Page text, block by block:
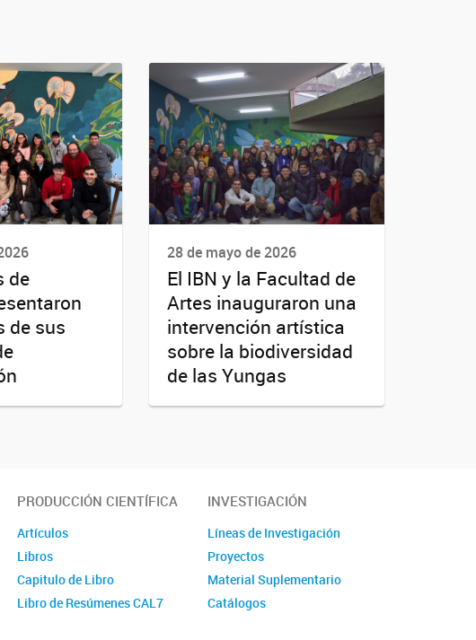
de
de sus
28 de mayo de 2026
El IBN y la Facultad de
Artes inauguraron una
intervención artística
sobre la biodiversidad
de las Yungas
PRODUCCIÓN CIENTÍFICA
Artículos
Libros
Capitulo de Libro
Libro de Resúmenes CAL7
INVESTIGACIÓN
Líneas de Investigación
Proyectos
Material Suplementario
Catálogos